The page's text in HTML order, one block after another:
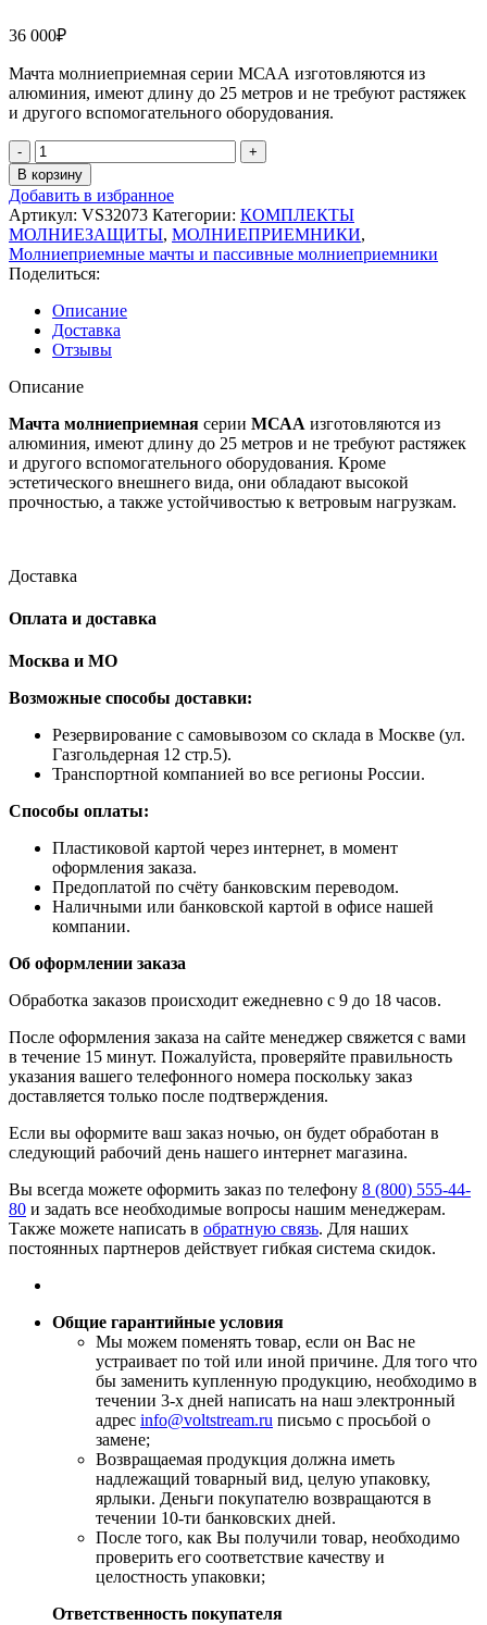
36 000₽
Мачта молниеприемная серии МСАА изготовляются из
алюминия, имеют длину до 25 метров и не требуют растяжек
и другого вспомогательного оборудования.
Количество
товара
VS32073
Мачта
молниеприемная
серии
МСАА
8м
В корзину
Добавить в избранное
Артикул: VS32073 Категории: КОМПЛЕКТЫ
МОЛНИЕЗАЩИТЫ, МОЛНИЕПРИЕМНИКИ,
Молниеприемные мачты и пассивные молниеприемники
Поделиться:
Описание
Доставка
Отзывы
Описание
Мачта молниеприемная серии МСАА изготовляются из
алюминия, имеют длину до 25 метров и не требуют растяжек
и другого вспомогательного оборудования. Кроме
эстетического внешнего вида, они обладают высокой
прочностью, а также устойчивостью к ветровым нагрузкам.
Доставка
Оплата и доставка
Москва и МО
Возможные способы доставки:
​Резервирование с самовывозом со склада в Москве (ул.
Газгольдерная 12 стр.5).
Транспортной компанией во все регионы России.
Способы оплаты:
​Пластиковой картой через интернет, в момент
оформления заказа.
​Предоплатой по счёту банковским переводом.
​Наличными или банковской картой в офисе нашей
компании.
Об оформлении заказа
Обработка заказов происходит ежедневно с 9 до 18 часов.
После оформления заказа на сайте менеджер свяжется с вами
в течение 15 минут. Пожалуйста, проверяйте правильность
указания вашего телефонного номера поскольку заказ
доставляется только после подтверждения.
Если вы оформите ваш заказ ночью, он будет обработан в
следующий рабочий день нашего интернет магазина.
Вы всегда можете оформить заказ по телефону 8 (800) 555-44-
80 и задать все необходимые вопросы нашим менеджерам.
Также можете написать в обратную связь. Для наших
постоянных партнеров действует гибкая система скидок.
Общие гарантийные условия
​Мы можем поменять товар, если он Вас не
устраивает по той или иной причине. Для того что
бы заменить купленную продукцию, необходимо в
течении 3-х дней написать на наш электронный
адрес info@voltstream.ru письмо с просьбой о
замене;
Возвращаемая продукция должна иметь
надлежащий товарный вид, целую упаковку,
ярлыки. Деньги покупателю возвращаются в
течении 10-ти банковских дней.
​После того, как Вы получили товар, необходимо
проверить его соответствие качеству и
целостность упаковки;
Ответственность покупателя